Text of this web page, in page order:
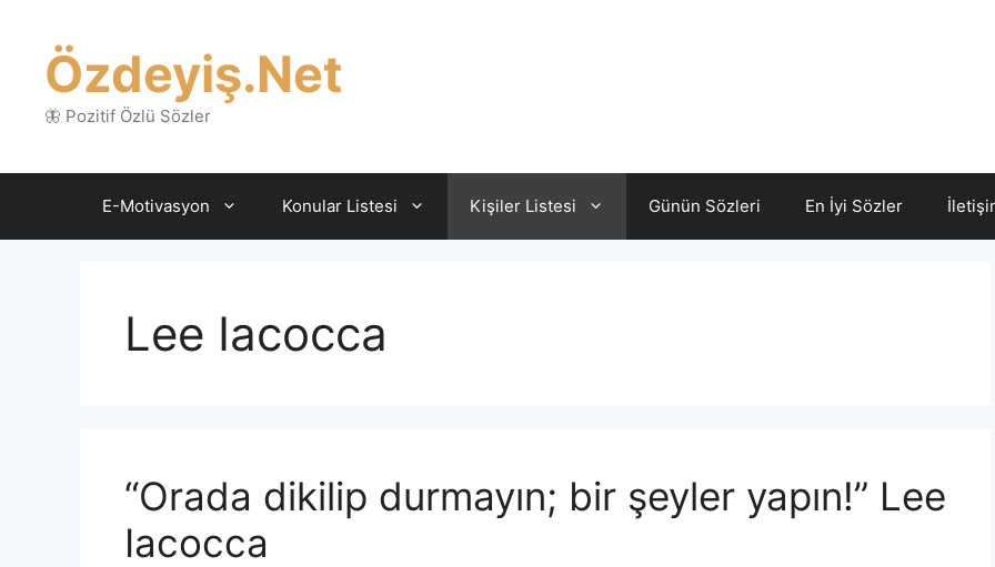
Özdeyiş.Net
🦋 Pozitif Özlü Sözler
E-Motivasyon Konular Listesi Kişiler Listesi Günün Sözleri En İyi Sözler
Lee Iacocca
“Orada dikilip durmayın; bir şeyler yapın!” Lee
Iacocca